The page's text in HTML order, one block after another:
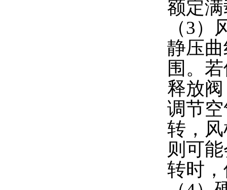
额定
（3
静压
围。
释放
调节
转，
则可
转时